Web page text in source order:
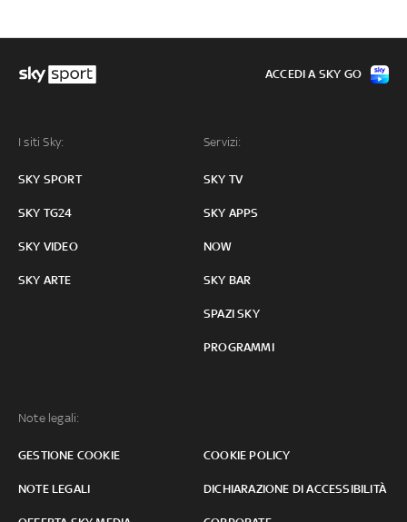
I siti Sky:
SKY SPORT
SKY TG24
SKY VIDEO
SKY ARTE
Servizi:
SKY TV
SKY APPS
NOW
SKY BAR
SPAZI SKY
PROGRAMMI
Note legali:
GESTIONE COOKIE COOKIE POLICY
NOTE LEGALI DICHIARAZIONE DI ACCESSIBILITÀ
ACCEDI A SKY GO